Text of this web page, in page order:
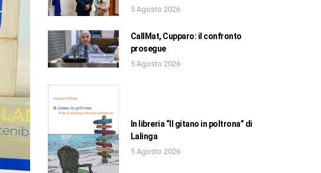
5 Agosto 2026
CallMat, Cupparo: il confronto
prosegue
5 Agosto 2026
In libreria “Il gitano in poltrona” di
Lalinga
5 Agosto 2026